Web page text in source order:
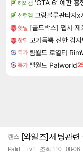
해외겜 ‘GTA 6’ 예판
섭컬겜 그랑블루판타지x
핫딜 [골드박스] 펩시 제
핫딜 고기듬뿍 진한 감
특가 림월드 로열티
특가 팰월드 Palworld
랜스 [와일즈] 세팅관련
Palid Lv.1 조회 110 08-06